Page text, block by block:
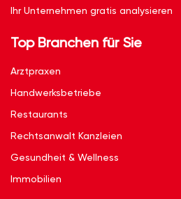
Ihr Unternehmen gratis analysieren
Top Branchen für Sie
Arztpraxen
Handwerksbetriebe
Restaurants
Rechtsanwalt Kanzleien
Gesundheit & Wellness
Immobilien